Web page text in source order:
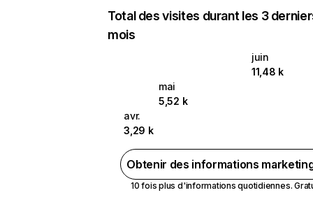
Total des visites durant les 3
mois
juin
11,48 k
mai
5,52 k
avr.
3,29 k
Obtenir des informations
10 fois plus d'informations quotidiennes.